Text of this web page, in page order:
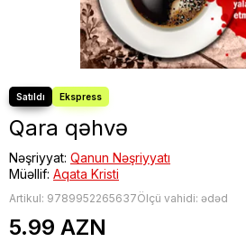
Qara qəhvə
Nəşriyyat: Qanun Nəşriyyatı
Müəllif: Aqata Kristi
Artikul: 9789952265637Ölçü vahidi: ədəd
5.99 AZN